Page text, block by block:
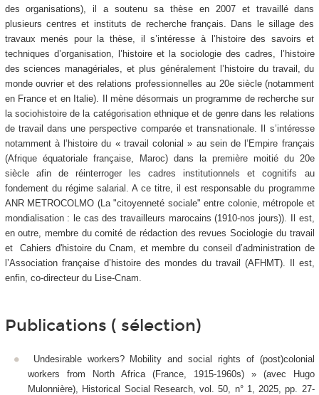
des organisations), il a soutenu sa thèse en 2007 et travaillé dans
plusieurs centres et instituts de recherche français. Dans le sillage des
travaux menés pour la thèse, il s’intéresse à l’histoire des savoirs et
techniques d’organisation, l’histoire et la sociologie des cadres, l’histoire
des sciences managériales, et plus généralement l’histoire du travail, du
monde ouvrier et des relations professionnelles au 20e siècle (notamment
en France et en Italie). Il mène désormais un programme de recherche sur
la sociohistoire de la catégorisation ethnique et de genre dans les relations
de travail dans une perspective comparée et transnationale. Il s’intéresse
notamment à l’histoire du « travail colonial » au sein de l’Empire français
(Afrique équatoriale française, Maroc) dans la première moitié du 20e
siècle afin de réinterroger les cadres institutionnels et cognitifs au
fondement du régime salarial. A ce titre, il est responsable du programme
ANR METROCOLMO (La "citoyenneté sociale" entre colonie, métropole et
mondialisation : le cas des travailleurs marocains (1910-nos jours)). Il est,
en outre, membre du comité de rédaction des revues Sociologie du travail
et Cahiers d'histoire du Cnam, et membre du conseil d’administration de
l’Association française d’histoire des mondes du travail (AFHMT). Il est,
enfin, co-directeur du Lise-Cnam.
Publications ( sélection)
Undesirable workers? Mobility and social rights of (post)colonial
workers from North Africa (France, 1915-1960s)
»
(avec Hugo
Mulonnière), Historical Social Research, vol. 50, n° 1, 2025, pp. 27-